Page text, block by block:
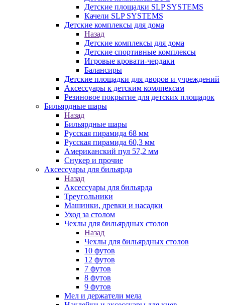
Детские площадки SLP SYSTEMS
Качели SLP SYSTEMS
Детские комплексы для дома
Назад
Детские комплексы для дома
Детские спортивные комплексы
Игровые кровати-чердаки
Балансиры
Детские площадки для дворов и учреждений
Аксессуары к детским комлпексам
Резиновое покрытие для детских площадок
Бильярдные шары
Назад
Бильярдные шары
Русская пирамида 68 мм
Русская пирамида 60,3 мм
Американский пул 57,2 мм
Снукер и прочие
Аксессуары для бильярда
Назад
Аксессуары для бильярда
Треугольники
Машинки, древки и насадки
Уход за столом
Чехлы для бильярдных столов
Назад
Чехлы для бильярдных столов
10 футов
12 футов
7 футов
8 футов
9 футов
Мел и держатели мела